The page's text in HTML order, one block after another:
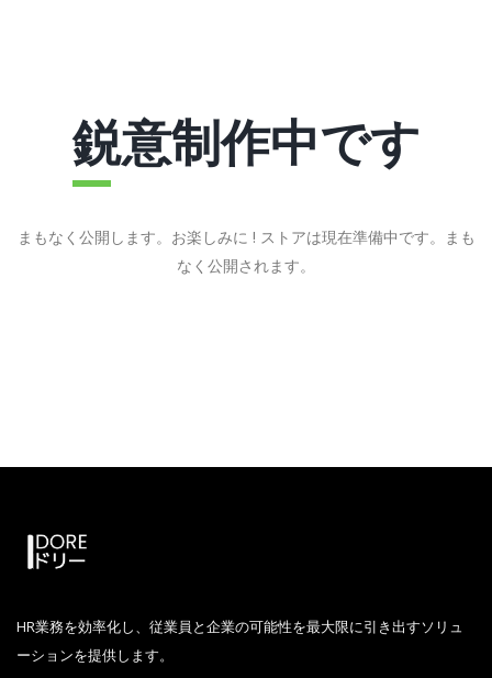
鋭意制作中です
まもなく公開します。お楽しみに ! ストアは現在準備中です。まも
なく公開されます。
HR業務を効率化し、従業員と企業の可能性を最大限に引き出すソリュ
ーションを提供します。